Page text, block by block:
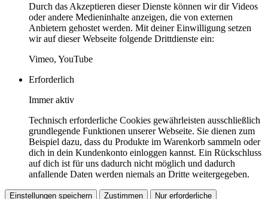
Durch das Akzeptieren dieser Dienste können wir dir Videos
oder andere Medieninhalte anzeigen, die von externen
Anbietern gehostet werden. Mit deiner Einwilligung setzen
wir auf dieser Webseite folgende Drittdienste ein:
Vimeo, YouTube
Erforderlich
Immer aktiv
Technisch erforderliche Cookies gewährleisten ausschließlich
grundlegende Funktionen unserer Webseite. Sie dienen zum
Beispiel dazu, dass du Produkte im Warenkorb sammeln oder
dich in dein Kundenkonto einloggen kannst. Ein Rückschluss
auf dich ist für uns dadurch nicht möglich und dadurch
anfallende Daten werden niemals an Dritte weitergegeben.
Einstellungen speichern Zustimmen Nur erforderliche